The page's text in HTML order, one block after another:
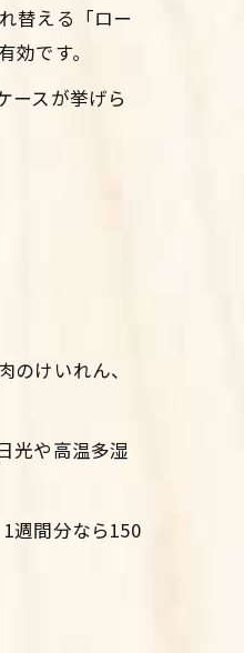
替える「ロー
です。
ースが挙げら
けいれん、
光や高温多湿
週間分なら150